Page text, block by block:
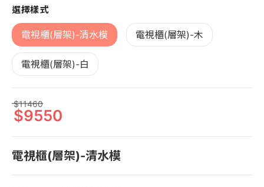
選擇樣式
電視櫃(層架)-清水模 電視櫃(層架)-木
電視櫃(層架)-白
11460
9550
電視櫃(層架)-清水模